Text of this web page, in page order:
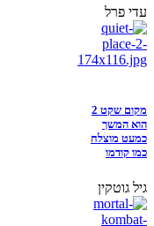
עדי פרל
מקום שקט 2
הוא המשך
כמעט מוצלח
כמו קודמו
גיל גוטקין